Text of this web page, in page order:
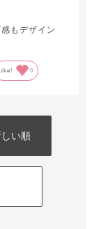
もデザイン
0
い順